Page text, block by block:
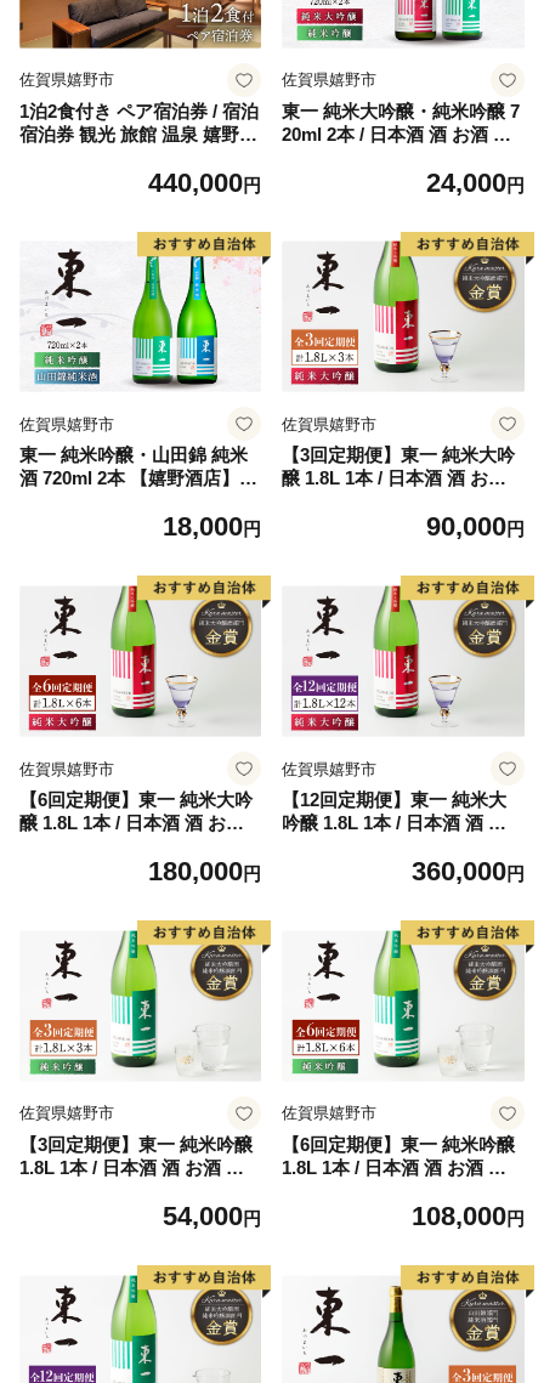
佐賀県嬉野市
1泊2食付き ペア宿泊券 / 宿泊
宿泊券 観光 旅館 温泉 嬉野温
満月】 [NBF008]440,000円
佐賀県嬉野市
東一 純米大吟醸・純米吟醸 7
20ml 2本 / 日本酒 酒 お酒 地
24,000円
佐賀県嬉野市
東一 純米吟醸・山田錦 純米
酒 720ml 2本 【嬉野酒店】
18,000円
佐賀県嬉野市
【3回定期便】東一 純米大吟
醸 1.8L 1本 / 日本酒 酒 お酒
90,000円
佐賀県嬉野市
【6回定期便】東一 純米大吟
醸 1.8L 1本 / 日本酒 酒 お酒
180,000円
佐賀県嬉野市
【12回定期便】東一 純米大
吟醸 1.8L 1本 / 日本酒 酒 お
360,000円
佐賀県嬉野市
【3回定期便】東一 純米吟醸
1.8L 1本 / 日本酒 酒 お酒 地
54,000円
佐賀県嬉野市
【6回定期便】東一 純米吟醸
1.8L 1本 / 日本酒 酒 お酒 地
108,000円